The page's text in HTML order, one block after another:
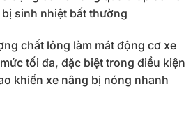
sinh nhiệt bất thường
chất lỏng làm mát động cơ xe
tối đa, đặc biệt trong điều kiện
khiến xe nâng bị nóng nhanh